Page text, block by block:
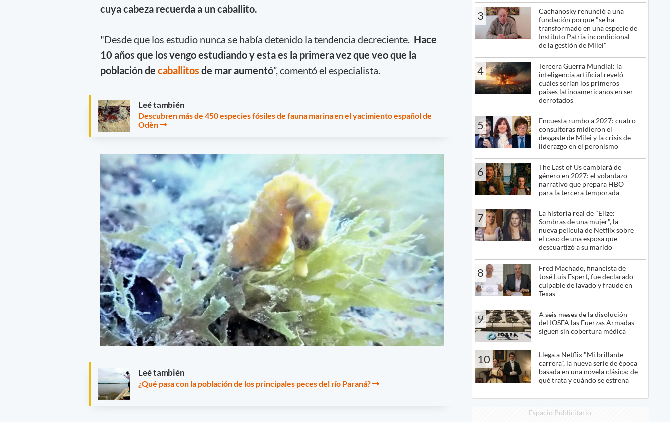
cuya cabeza recuerda a un caballito.
"Desde que los estudio nunca se había detenido la tendencia decreciente. Hace
10 años que los vengo estudiando y esta es la primera vez que veo que la
población de caballitos de mar aumentó”, comentó el especialista.
Leé también
Descubren más de 450 especies fósiles de fauna marina en el yacimiento español de
Odèn
Leé también
¿Qué pasa con la población de los principales peces del río Paraná?
3
Cachanosky renunció a una
fundación porque "se ha
transformado en una especie de
Instituto Patria incondicional
de la gestión de Milei"
4
Tercera Guerra Mundial: la
inteligencia artificial reveló
cuáles serían los primeros
países latinoamericanos en ser
derrotados
5
Encuesta rumbo a 2027: cuatro
consultoras midieron el
desgaste de Milei y la crisis de
liderazgo en el peronismo
6
The Last of Us cambiará de
género en 2027: el volantazo
narrativo que prepara HBO
para la tercera temporada
7
La historia real de "Elize:
Sombras de una mujer", la
nueva película de Netflix sobre
el caso de una esposa que
descuartizó a su marido
8
Fred Machado, financista de
José Luis Espert, fue declarado
culpable de lavado y fraude en
Texas
9
A seis meses de la disolución
del IOSFA las Fuerzas Armadas
siguen sin cobertura médica
10
Llega a Netflix "Mi brillante
carrera", la nueva serie de época
basada en una novela clásica: de
qué trata y cuándo se estrena
Espacio Publicitario